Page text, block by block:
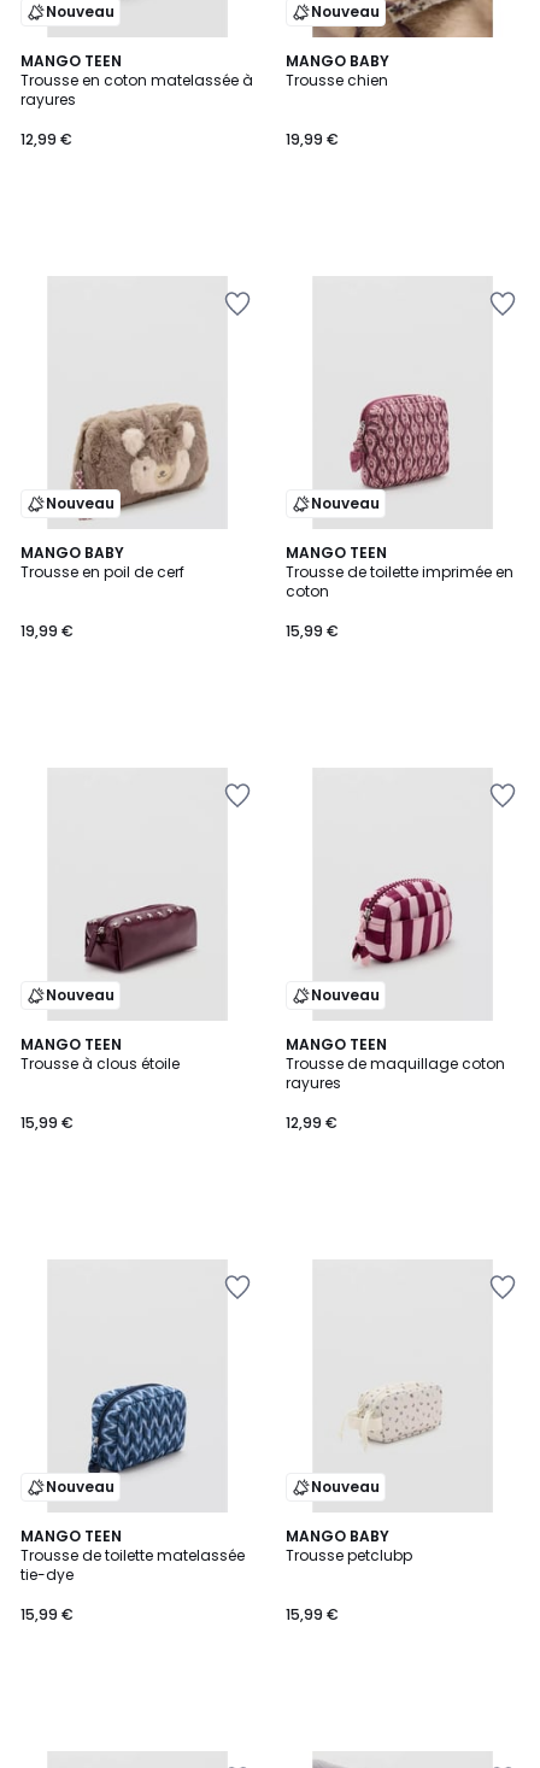
Nouveau
MANGO TEEN
Trousse en coton matelassée à
rayures
12,99 €
Nouveau
MANGO BABY
Trousse chien
19,99 €
Nouveau
MANGO BABY
Trousse en poil de cerf
19,99 €
Nouveau
MANGO TEEN
Trousse de toilette imprimée en
coton
15,99 €
Nouveau
MANGO TEEN
Trousse à clous étoile
15,99 €
Nouveau
MANGO TEEN
Trousse de maquillage coton
rayures
12,99 €
Nouveau
MANGO TEEN
Trousse de toilette matelassée
tie-dye
15,99 €
Nouveau
MANGO BABY
Trousse petclubp
15,99 €